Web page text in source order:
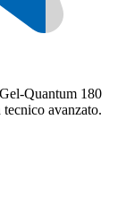
Quantum 180
avanzato.